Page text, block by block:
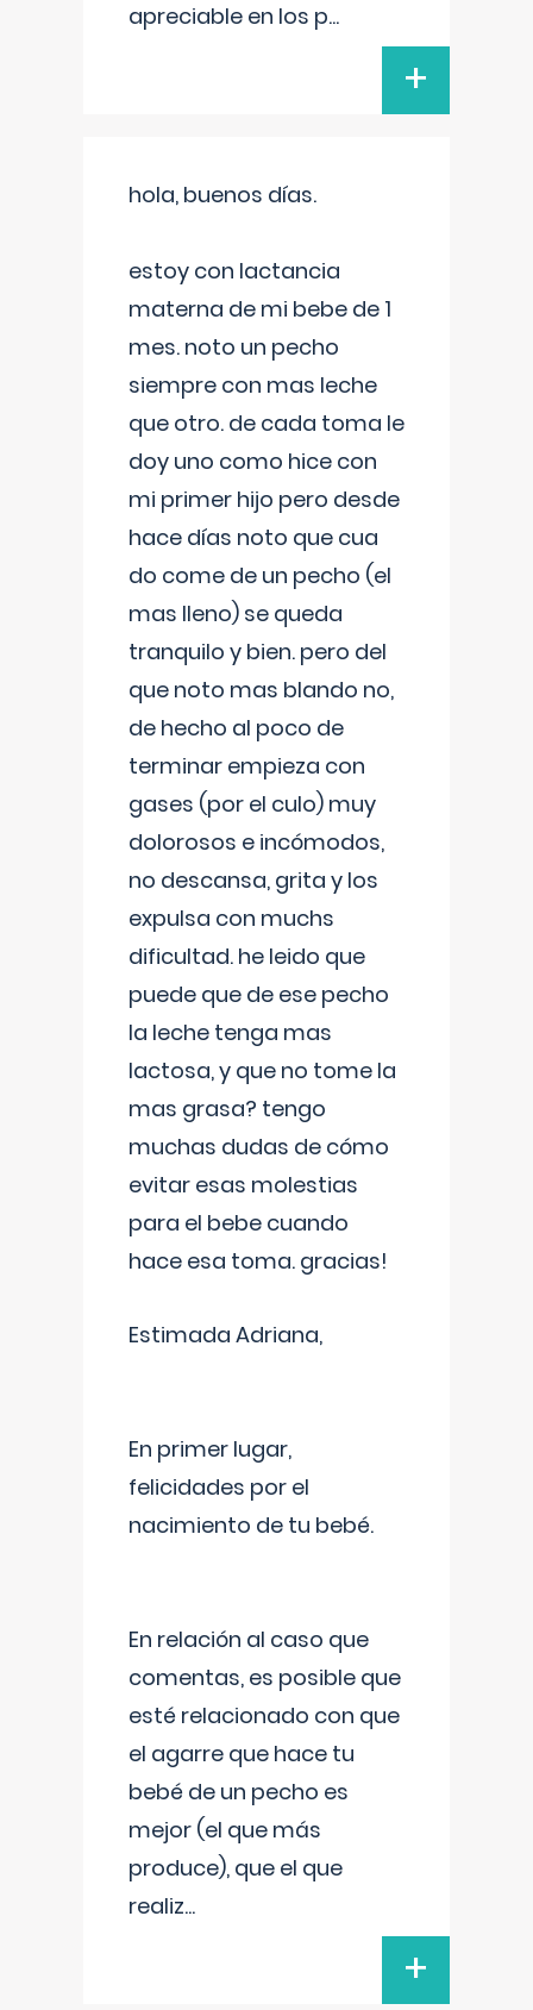
apreciable en los p...
+
hola, buenos días.
estoy con lactancia
materna de mi bebe de 1
mes. noto un pecho
siempre con mas leche
que otro. de cada toma le
doy uno como hice con
mi primer hijo pero desde
hace días noto que cua
do come de un pecho (el
mas lleno) se queda
tranquilo y bien. pero del
que noto mas blando no,
de hecho al poco de
terminar empieza con
gases (por el culo) muy
dolorosos e incómodos,
no descansa, grita y los
expulsa con muchs
dificultad. he leido que
puede que de ese pecho
la leche tenga mas
lactosa, y que no tome la
mas grasa? tengo
muchas dudas de cómo
evitar esas molestias
para el bebe cuando
hace esa toma. gracias!
Estimada Adriana,
En primer lugar,
felicidades por el
nacimiento de tu bebé.
En relación al caso que
comentas, es posible que
esté relacionado con que
el agarre que hace tu
bebé de un pecho es
mejor (el que más
produce), que el que
realiz...
+